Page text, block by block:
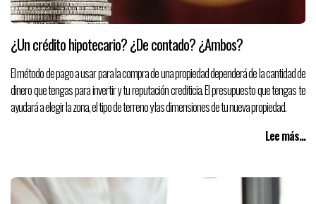
¿Un crédito hipotecario? ¿De contado? ¿Ambos?
El método de pago a usar para la compra de una propiedad dependerá de la cantidad de
dinero que tengas para invertir y tu reputación crediticia. El presupuesto que tengas te
ayudará a elegir la zona, el tipo de terreno y las dimensiones de tu nueva propiedad.
Lee más...